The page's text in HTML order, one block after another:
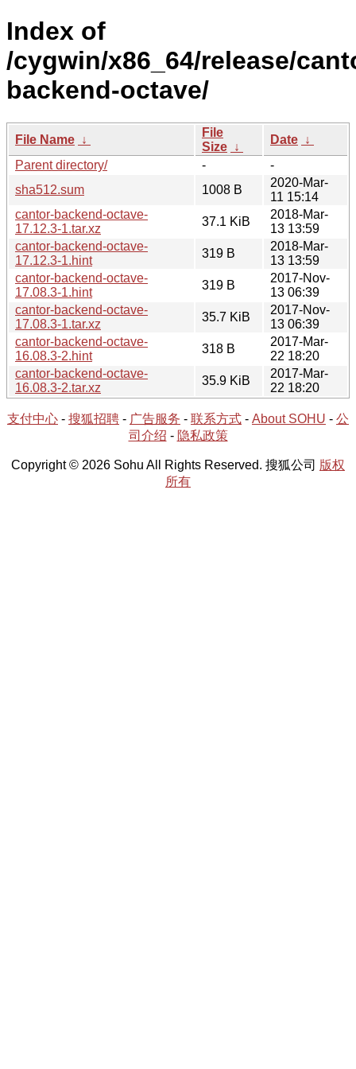
Index of
/cygwin/x86_64/release/
backend-octave/
File Name ↓
File
Size ↓
Date ↓
Parent directory/
-
-
sha512.sum
1008 B
2020-Mar-
11 15:14
cantor-backend-octave-
17.12.3-1.tar.xz
37.1 KiB
2018-Mar-
13 13:59
cantor-backend-octave-
17.12.3-1.hint
319 B
2018-Mar-
13 13:59
cantor-backend-octave-
17.08.3-1.hint
319 B
2017-Nov-
13 06:39
cantor-backend-octave-
17.08.3-1.tar.xz
35.7 KiB
2017-Nov-
13 06:39
cantor-backend-octave-
16.08.3-2.hint
318 B
2017-Mar-
22 18:20
cantor-backend-octave-
16.08.3-2.tar.xz
35.9 KiB
2017-Mar-
22 18:20
支付中心 - 搜狐招聘 - 广告服务 - 联系方式 - About SOHU - 公
司介绍 - 隐私政策
Copyright © 2026 Sohu All Rights Reserved. 搜狐公司 版权
所有